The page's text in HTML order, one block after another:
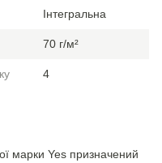
Інтегральна
70 г/м²
4
марки Yes призначений